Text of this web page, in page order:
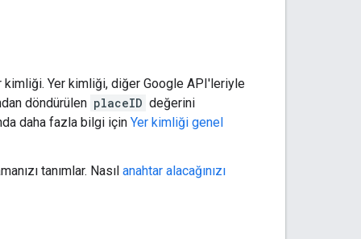
Yer kimliği, diğer Google API'leriyle
döndürülen placeID değerini
daha fazla bilgi için Yer kimliği genel
tanımlar. Nasıl anahtar alacağınızı